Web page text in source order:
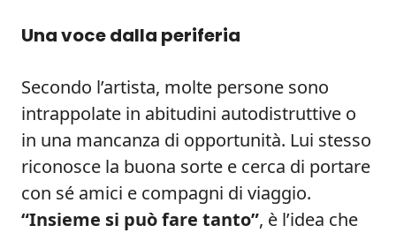
Una voce dalla periferia
Secondo l’artista, molte persone sono
intrappolate in abitudini autodistruttive o
in una mancanza di opportunità. Lui stesso
riconosce la buona sorte e cerca di portare
con sé amici e compagni di viaggio.
“Insieme si può fare tanto”, è l’idea che